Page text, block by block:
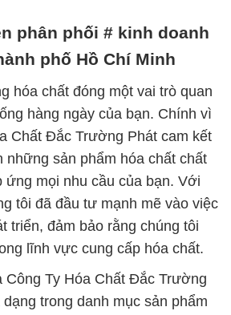
phân phối # kinh doanh
phố Hồ Chí Minh
hóa chất đóng một vai trò quan
hàng ngày của bạn. Chính vì
Chất Đắc Trường Phát cam kết
những sản phẩm hóa chất chất
ứng mọi nhu cầu của bạn. Với
tôi đã đầu tư mạnh mẽ vào việc
triển, đảm bảo rằng chúng tôi
lĩnh vực cung cấp hóa chất.
Công Ty Hóa Chất Đắc Trường
trong danh mục sản phẩm